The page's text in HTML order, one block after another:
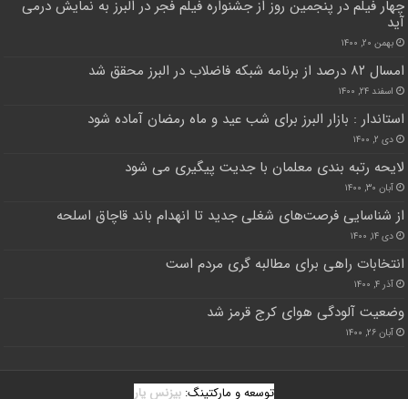
چهار فیلم در پنجمین روز از جشنواره فیلم فجر در البرز به نمایش درمی
آید
بهمن ۲۰, ۱۴۰۰
امسال ۸۲ درصد از برنامه شبکه فاضلاب در البرز محقق شد
اسفند ۲۴, ۱۴۰۰
استاندار : بازار البرز برای شب عید و ماه رمضان آماده شود
دی ۲, ۱۴۰۰
لایحه رتبه بندی معلمان با جدیت پیگیری می شود
آبان ۳۰, ۱۴۰۰
از شناسایی فرصت‌های شغلی جدید تا انهدام باند قاچاق اسلحه
دی ۱۴, ۱۴۰۰
انتخابات راهی برای مطالبه گری مردم است
آذر ۴, ۱۴۰۰
وضعیت آلودگی هوای کرج قرمز شد
آبان ۲۶, ۱۴۰۰
توسعه و مارکتینگ: بیزنس یار